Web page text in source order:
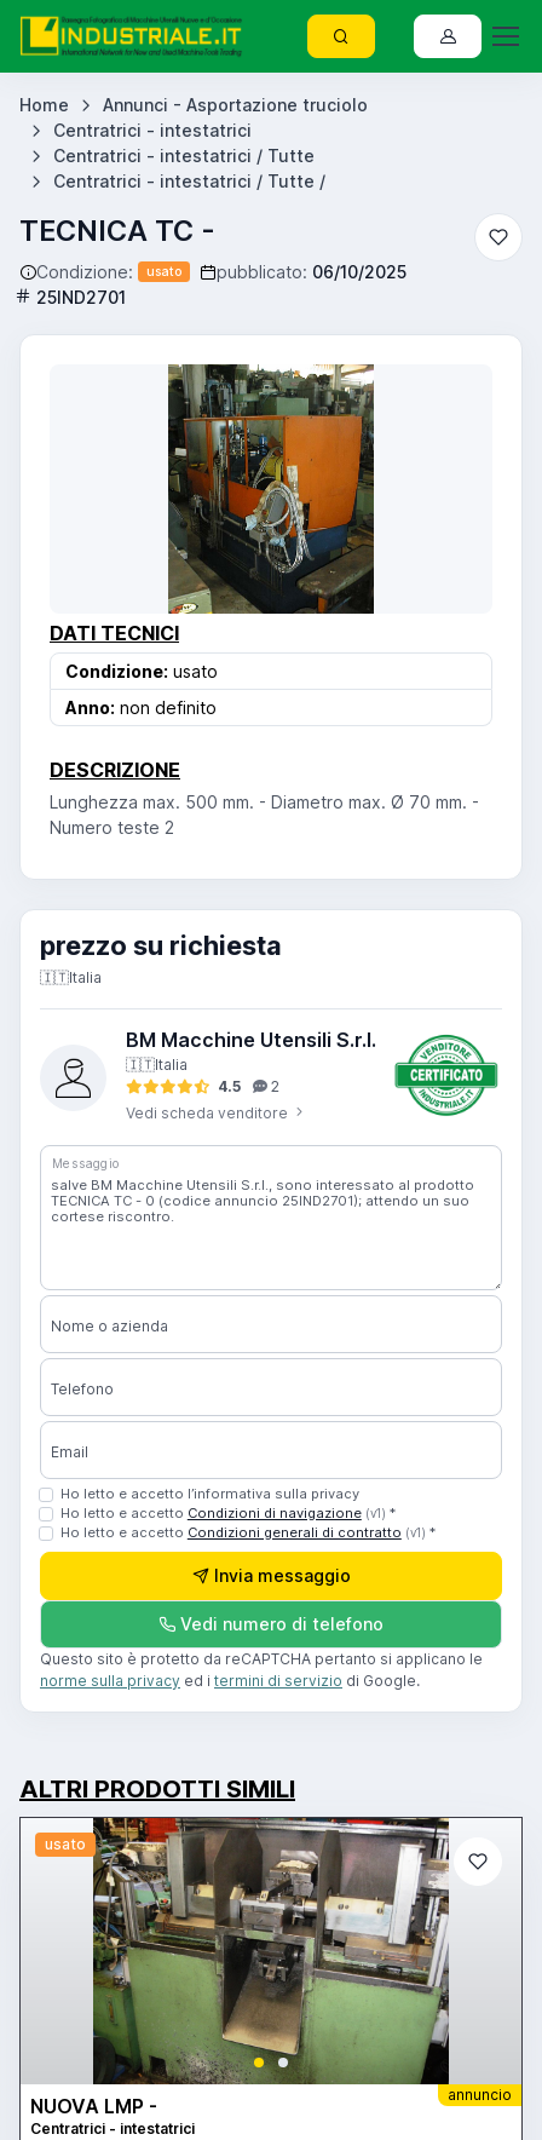
Home
Annunci - Asportazione truciolo
Centratrici - intestatrici
Centratrici - intestatrici / Tutte
Centratrici - intestatrici / Tutte /
TECNICA TC -
Condizione: usato pubblicato: 06/10/2025
25IND2701
DATI TECNICI
Condizione: usato
Anno: non definito
DESCRIZIONE
Lunghezza max. 500 mm. - Diametro max. Ø 70 mm. -
Numero teste 2
prezzo su richiesta
🇮🇹Italia
BM Macchine Utensili S.r.l.
🇮🇹Italia
4.5
2
Vedi scheda venditore
Messaggio
Nome o azienda
Telefono
Email
Ho letto e accetto l’informativa sulla privacy
Ho letto e accetto Condizioni di navigazione (v1) *
Ho letto e accetto Condizioni generali di contratto (v1) *
Invia messaggio
Vedi numero di telefono
Questo sito è protetto da reCAPTCHA pertanto si applicano le
norme sulla privacy ed i termini di servizio di Google.
ALTRI PRODOTTI SIMILI
usato
annuncio
NUOVA LMP -
Centratrici - intestatrici